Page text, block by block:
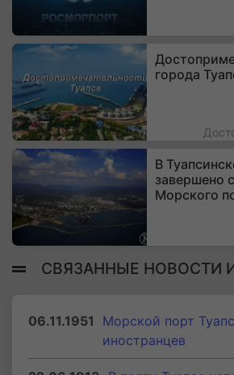
города
В
завершено
Морского
СВЯЗАННЫЕ НОВОСТИ
06.11.1951
Морской порт
иностранцев